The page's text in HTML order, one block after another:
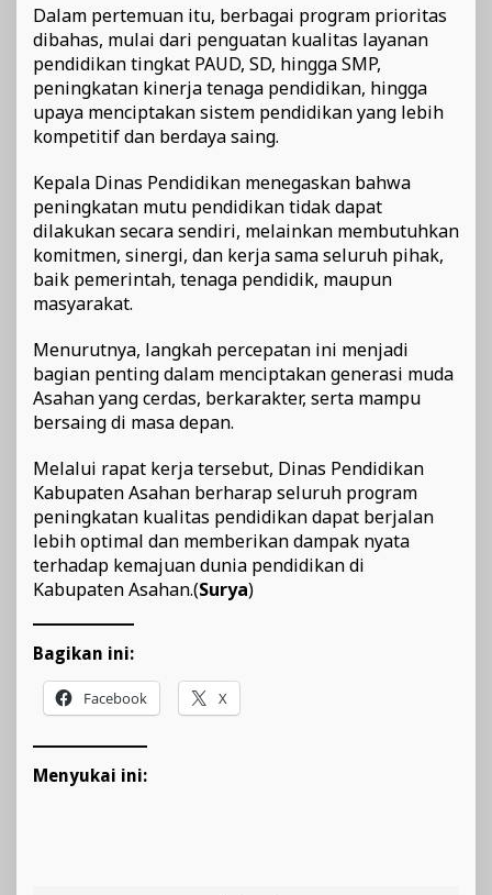
Dalam pertemuan itu, berbagai program prioritas
dibahas, mulai dari penguatan kualitas layanan
pendidikan tingkat PAUD, SD, hingga SMP,
peningkatan kinerja tenaga pendidikan, hingga
upaya menciptakan sistem pendidikan yang lebih
kompetitif dan berdaya saing.
Kepala Dinas Pendidikan menegaskan bahwa
peningkatan mutu pendidikan tidak dapat
dilakukan secara sendiri, melainkan membutuhkan
komitmen, sinergi, dan kerja sama seluruh pihak,
baik pemerintah, tenaga pendidik, maupun
masyarakat.
Menurutnya, langkah percepatan ini menjadi
bagian penting dalam menciptakan generasi muda
Asahan yang cerdas, berkarakter, serta mampu
bersaing di masa depan.
Melalui rapat kerja tersebut, Dinas Pendidikan
Kabupaten Asahan berharap seluruh program
peningkatan kualitas pendidikan dapat berjalan
lebih optimal dan memberikan dampak nyata
terhadap kemajuan dunia pendidikan di
Kabupaten Asahan.(Surya)
Bagikan ini:
Facebook X
Menyukai ini: